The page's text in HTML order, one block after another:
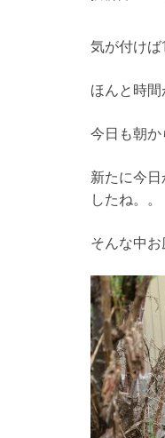
気が付けば
ほんと時間
今日も朝か
新たに今
したね。。
そんな中お